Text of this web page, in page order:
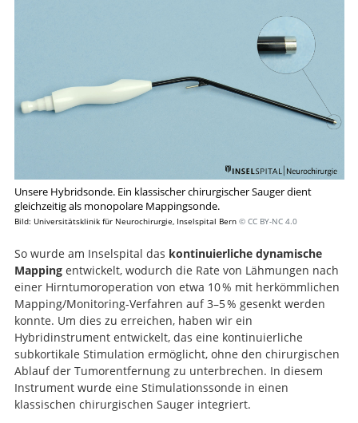
Unsere Hybridsonde. Ein klassischer chirurgischer Sauger dient
gleichzeitig als monopolare Mappingsonde.
Bild: Universitätsklinik für Neurochirurgie, Inselspital Bern © CC BY-NC 4.0
So wurde am Inselspital das kontinuierliche dynamische
Mappingentwickelt, wodurch die Rate von Lähmungen nach
einer Hirntumoroperation von etwa 10 % mit herkömmlichen
Mapping/Monitoring-Verfahren auf 3–5 % gesenkt werden
konnte. Um dies zu erreichen, haben wir ein
Hybridinstrument entwickelt, das eine kontinuierliche
subkortikale Stimulation ermöglicht, ohne den chirurgischen
Ablauf der Tumorentfernung zu unterbrechen. In diesem
Instrument wurde eine Stimulationssonde in einen
klassischen chirurgischen Sauger integriert.